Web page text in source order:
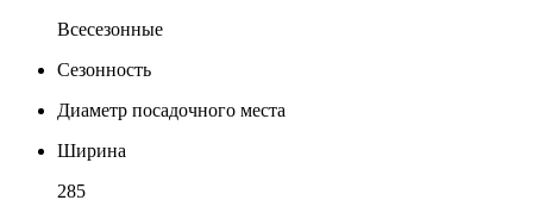
Всесезонные
Сезонность
Диаметр посадочного места
Ширина
285